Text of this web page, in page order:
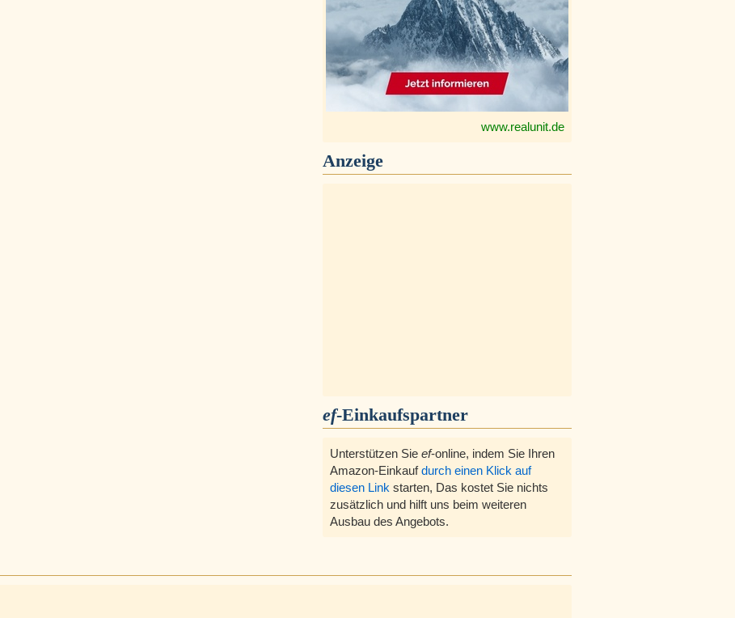
www.realunit.de
Anzeige
ef-Einkaufspartner
Unterstützen Sie ef-online, indem Sie Ihren
Amazon-Einkaufdurch einen Klick auf
diesen Link starten, Das kostet Sie nichts
zusätzlich und hilft uns beim weiteren
Ausbau des Angebots.